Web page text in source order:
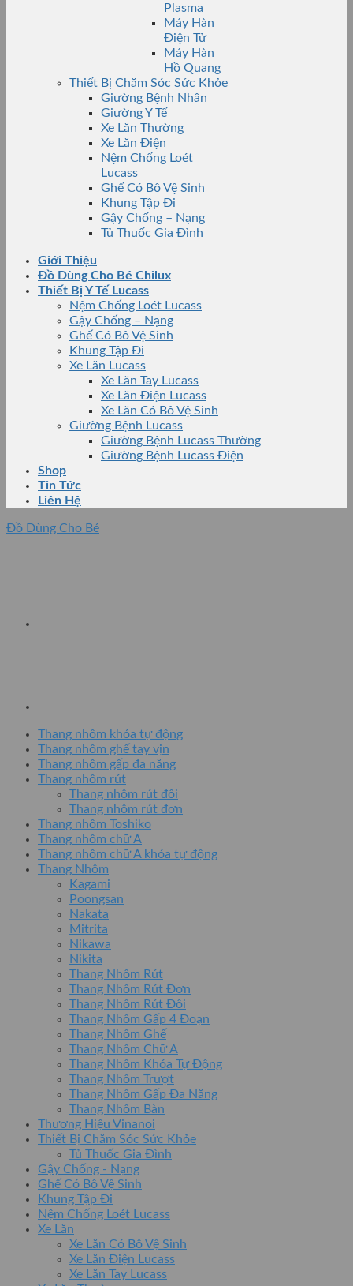
Plasma
Máy Hàn
Điện Tử
Máy Hàn
Hồ Quang
Thiết Bị Chăm Sóc Sức Khỏe
Giường Bệnh Nhân
Giường Y Tế
Xe Lăn Thường
Xe Lăn Điện
Nệm Chống Loét
Lucass
Ghế Có Bô Vệ Sinh
Khung Tập Đi
Gậy Chống – Nạng
Tủ Thuốc Gia Đình
Giới Thiệu
Đồ Dùng Cho Bé Chilux
Thiết Bị Y Tế Lucass
Nệm Chống Loét Lucass
Gậy Chống – Nạng
Ghế Có Bô Vệ Sinh
Khung Tập Đi
Xe Lăn Lucass
Xe Lăn Tay Lucass
Xe Lăn Điện Lucass
Xe Lăn Có Bô Vệ Sinh
Giường Bệnh Lucass
Giường Bệnh Lucass Thường
Giường Bệnh Lucass Điện
Shop
Tin Tức
Liên Hệ
Đồ Dùng Cho Bé
Thang nhôm khóa tự động
Thang nhôm ghế tay vịn
Thang nhôm gấp đa năng
Thang nhôm rút
Thang nhôm rút đôi
Thang nhôm rút đơn
Thang nhôm Toshiko
Thang nhôm chữ A
Thang nhôm chữ A khóa tự động
Thang Nhôm
Kagami
Poongsan
Nakata
Mitrita
Nikawa
Nikita
Thang Nhôm Rút
Thang Nhôm Rút Đơn
Thang Nhôm Rút Đôi
Thang Nhôm Gấp 4 Đoạn
Thang Nhôm Ghế
Thang Nhôm Chữ A
Thang Nhôm Khóa Tự Động
Thang Nhôm Trượt
Thang Nhôm Gấp Đa Năng
Thang Nhôm Bàn
Thương Hiệu Vinanoi
Thiết Bị Chăm Sóc Sức Khỏe
Tủ Thuốc Gia Đình
Gậy Chống - Nạng
Ghế Có Bô Vệ Sinh
Khung Tập Đi
Nệm Chống Loét Lucass
Xe Lăn
Xe Lăn Có Bô Vệ Sinh
Xe Lăn Điện Lucass
Xe Lăn Tay Lucass